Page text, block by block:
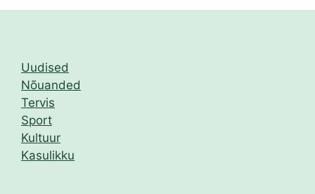
Uudised
Nõuanded
Tervis
Sport
Kultuur
Kasulikku